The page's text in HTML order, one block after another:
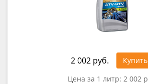
2 002 руб.
Купить
Цена за 1 литр: 2 002